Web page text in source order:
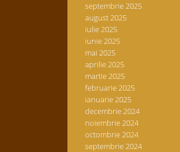
septembrie 2025
august 2025
iulie 2025
iunie 2025
mai 2025
aprilie 2025
martie 2025
februarie 2025
ianuarie 2025
decembrie 2024
noiembrie 2024
octombrie 2024
septembrie 2024